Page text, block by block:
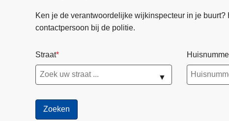
Ken je de verantwoordelijke wijkinspecteur in je buurt?
contactpersoon bij de politie.
Straat
▼